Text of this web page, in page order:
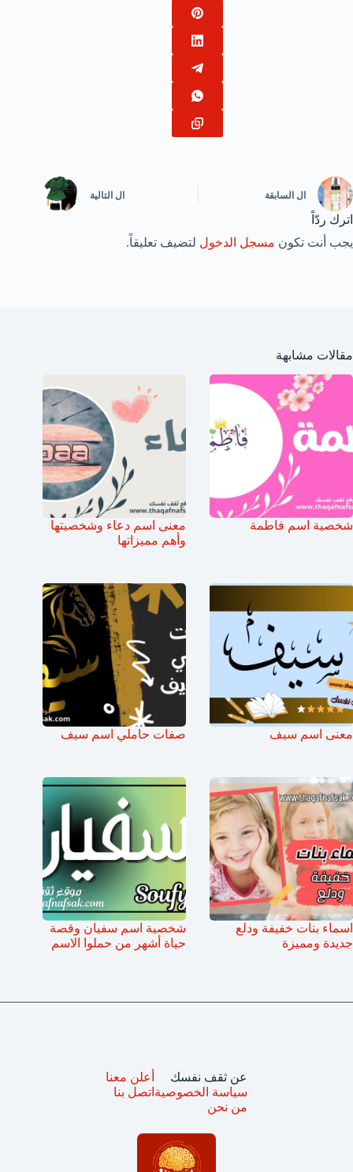
ال السابقة ال التالية
اترك ردّاً
يجب أنت تكون مسجل الدخول لتضيف تعليقاً.
مقالات مشابهة
شخصية اسم فاطمة
معنى اسم دعاء وشخصيتها
وأهم مميزاتها
معنى اسم سيف صفات حاملي اسم سيف
اسماء بنات خفيفة ودلع
جديدة ومميزة
شخصية اسم سفيان وقصة
حياة أشهر من حملوا الاسم
عن ثقف نفسك
سياسة الخصوصية
من نحن
أعلن معنا
اتصل بنا